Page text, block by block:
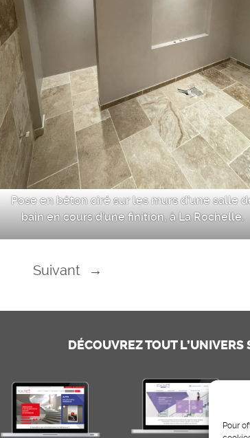
Pour
Pose en béton ciré sur les murs d’une salle
bain en cours d’une finition, à La Rochelle.
Suivant →
DÉCOUVREZ TOUT L’UNIVERS